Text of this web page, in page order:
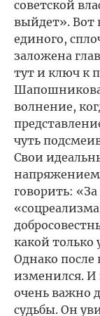
советской
выйдет». Вот
единого,
заложена
тут и ключ к
Шапошникова
волнение,
чуть
Свои
напряжением
говорить:
какой только
Однако
изменился. И
очень важно
судьбы. Он